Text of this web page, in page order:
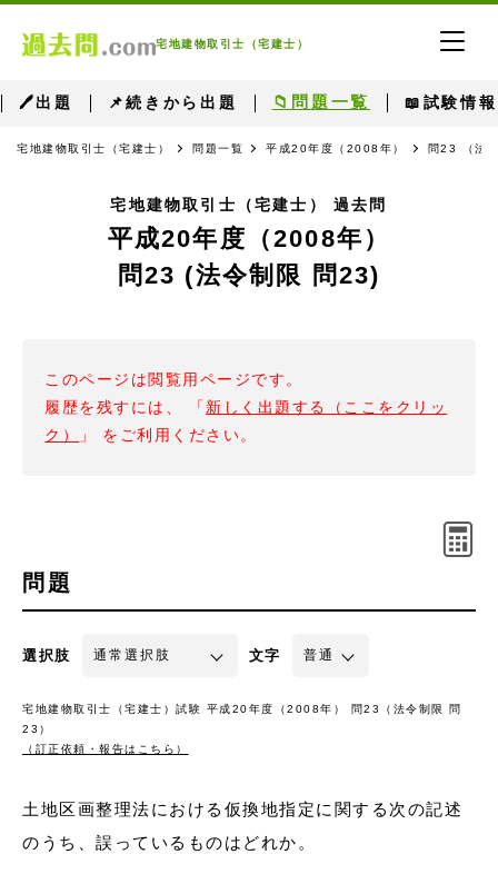
宅地建物取引士（宅建士）
🖊出題 📌続きから出題 📁問題一覧 📖試験情報
宅地建物取引士（宅建士） 問題一覧 平成20年度（2008年） 問23 （法
宅地建物取引士（宅建士） 過去問
平成20年度（2008年）
問23 (法令制限 問23)
このページは閲覧用ページです。
履歴を残すには、 「 新しく出題する（ここをクリッ
ク）
」 をご利用ください。
問題
選択肢 文字
宅地建物取引士（宅建士）試験 平成20年度（2008年） 問23（法令制限 問
23）
（訂正依頼・報告はこちら）
土地区画整理法における仮換地指定に関する次の記述
のうち、誤っているものはどれか。